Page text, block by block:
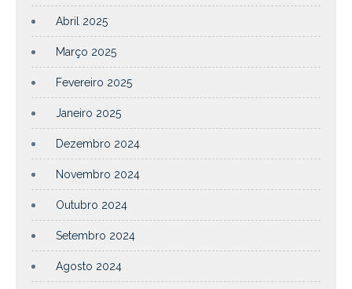
Abril 2025
Março 2025
Fevereiro 2025
Janeiro 2025
Dezembro 2024
Novembro 2024
Outubro 2024
Setembro 2024
Agosto 2024